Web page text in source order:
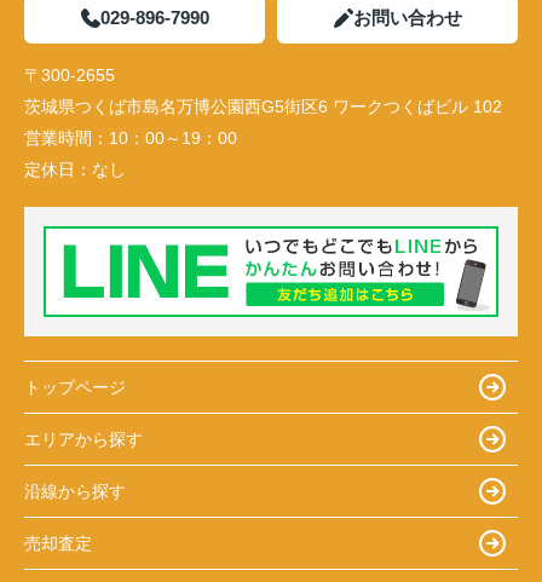
029-896-7990 お問い合わせ
〒300-2655
茨城県つくば市島名万博公園西G5街区6 ワークつくばビル 102
営業時間： 10：00～19：00
定休日： なし
トップページ
エリアから探す
沿線から探す
売却査定